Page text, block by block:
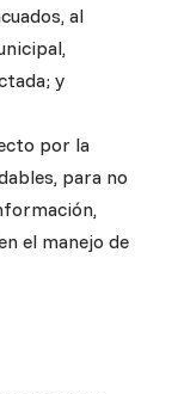
al
y
por la
para no
el manejo de